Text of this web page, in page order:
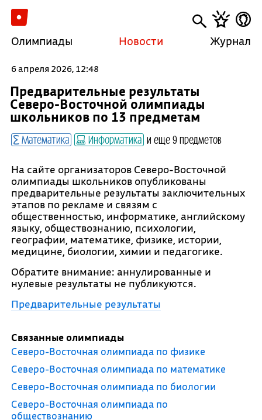
Олимпиады Новости Журнал
6 апреля 2026, 12:48
Предварительные результаты
Северо-Восточной олимпиады
школьников по 13 предметам
Математика Информатика и еще 9 предметов
На сайте организаторов Северо-Восточной
олимпиады школьников опубликованы
предварительные результаты заключительных
этапов по рекламе и связям с
общественностью, информатике, английскому
языку, обществознанию, психологии,
географии, математике, физике, истории,
медицине, биологии, химии и педагогике.
Обратите внимание: аннулированные и
нулевые результаты не публикуются.
Предварительные результаты
Связанные олимпиады
Северо-Восточная олимпиада по физике
Северо-Восточная олимпиада по математике
Северо-Восточная олимпиада по биологии
Северо-Восточная олимпиада по
обществознанию